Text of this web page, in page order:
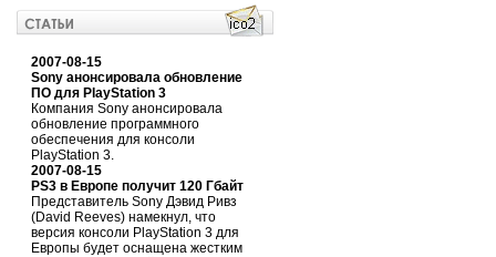
2007-08-15
Sony анонсировала обновление
ПО для PlayStation 3
Компания Sony анонсировала
обновление программного
обеспечения для консоли
PlayStation 3.
2007-08-15
PS3 в Европе получит 120 Гбайт
Представитель Sony Дэвид Ривз
(David Reeves) намекнул, что
версия консоли PlayStation 3 для
Европы будет оснащена жестким